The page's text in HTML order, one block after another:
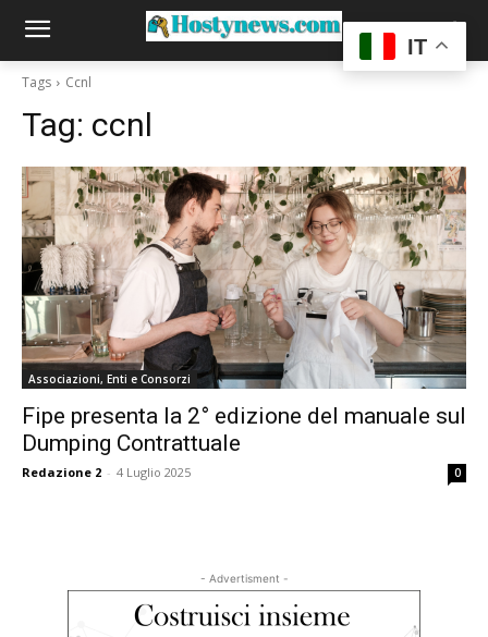
Tags Ccnl
Tag: ccnl
Associazioni, Enti e Consorzi
Fipe presenta la 2° edizione del manuale sul
Dumping Contrattuale
Redazione 2 - 4 Luglio 2025 0
- Advertisment -
IT